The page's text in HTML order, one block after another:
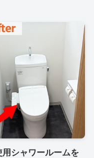
用シャワールームを